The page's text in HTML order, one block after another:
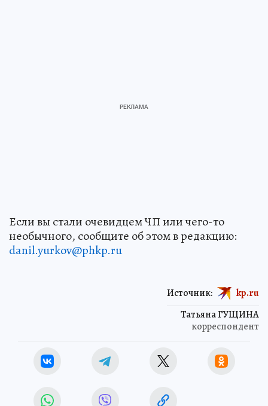
Если вы стали очевидцем ЧП или чего-то
необычного, сообщите об этом в редакцию:
danil.yurkov@phkp.ru
Татьяна ГУЩИНА
корреспондент
Источник: kp.ru